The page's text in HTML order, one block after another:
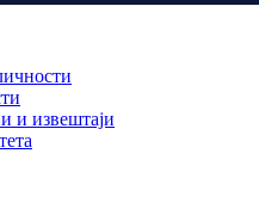
и извештаји